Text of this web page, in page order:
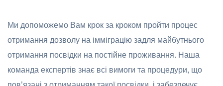
Ми допоможемо Вам крок за кроком пройти процес
отримання дозволу на імміграцію задля майбутнього
отримання посвідки на постійне проживання. Наша
команда експертів знає всі вимоги та процедури, що